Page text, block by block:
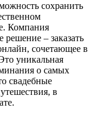
сохранить
Компания
решение – заказать
сочетающее в
уникальная
о самых
свадебные
в